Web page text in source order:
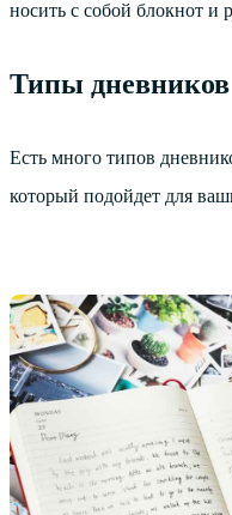
носить с собой блокнот и
Типы дневников
Есть много типов
который подойдет для